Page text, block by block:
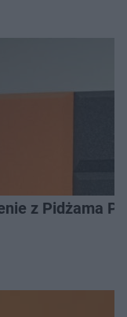
z Pidżama